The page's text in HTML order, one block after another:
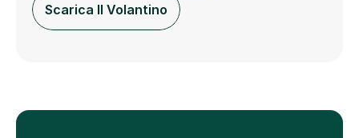
Scarica Il Volantino